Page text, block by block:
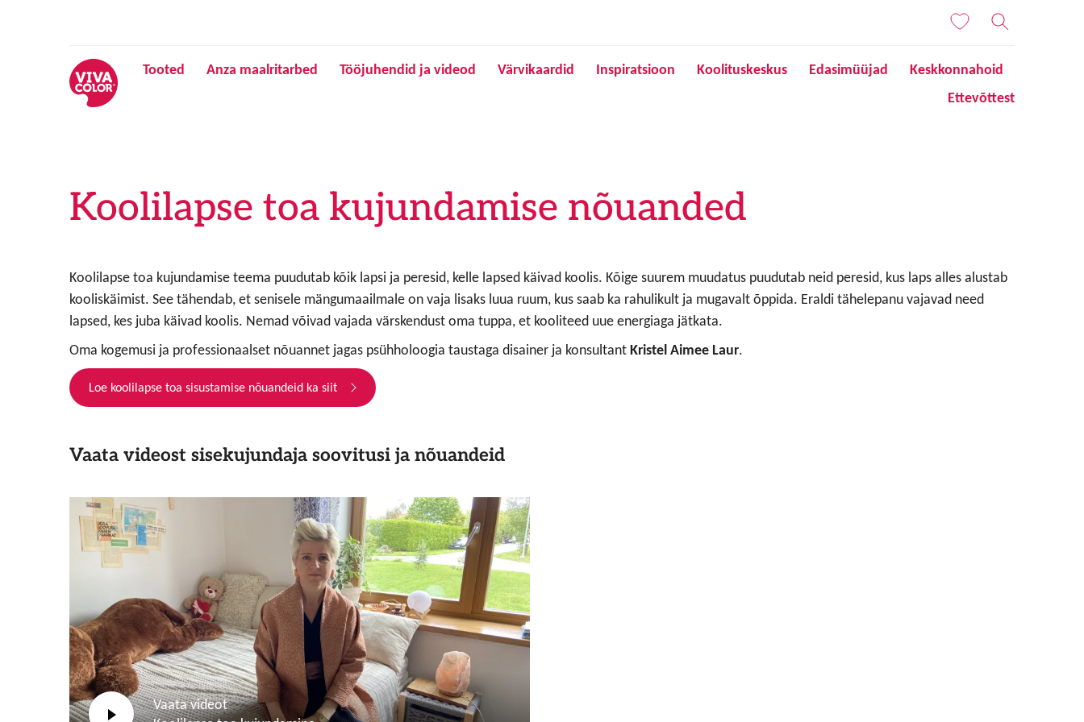
Tooted Anza maalritarbed Tööjuhendid ja videod Värvikaardid Inspiratsioon Koolituskeskus Edasimüüjad
Keskkonnahoid
Ettevõttest
Koolilapse toa kujundamise nõuanded
Koolilapse toa kujundamise teema puudutab kõik lapsi ja peresid, kelle lapsed käivad koolis. Kõige suurem muudatus puudutab neid peresid, kus laps alles alustab
kooliskäimist. See tähendab, et senisele mängumaailmale on vaja lisaks luua ruum, kus saab ka rahulikult ja mugavalt õppida. Eraldi tähelepanu vajavad need
lapsed, kes juba käivad koolis. Nemad võivad vajada värskendust oma tuppa, et kooliteed uue energiaga jätkata.
Oma kogemusi ja professionaalset nõuannet jagas psühholoogia taustaga disainer ja konsultantKristel Aimee Laur.
Loe koolilapse toa sisustamise nõuandeid ka siit
Vaata videost sisekujundaja soovitusi ja nõuandeid
Vaata videot